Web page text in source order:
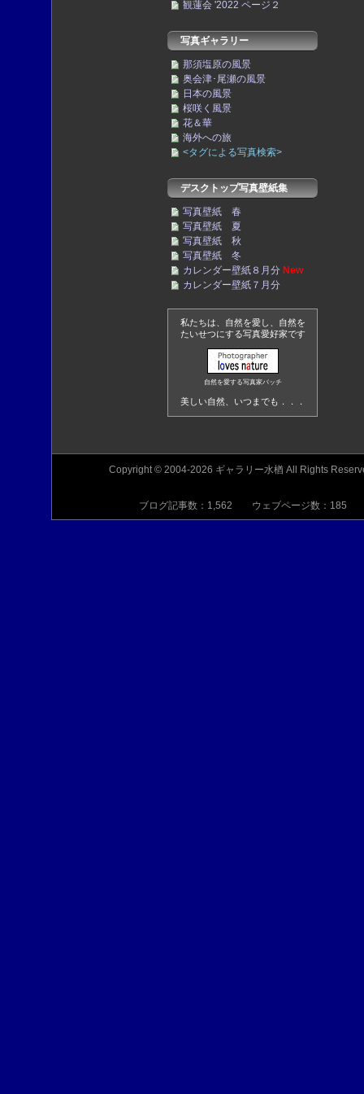
観蓮会 '2022 ページ２
写真ギャラリー
那須塩原の風景
奥会津･尾瀬の風景
日本の風景
桜咲く風景
花＆華
海外への旅
<タグによる写真検索>
デスクトップ写真壁紙集
写真壁紙 春
写真壁紙 夏
写真壁紙 秋
写真壁紙 冬
カレンダー壁紙８月分 New
カレンダー壁紙７月分
私たちは、自然を愛し、自然を
たいせつにする写真愛好家です
自然を愛する写真家バッチ
美しい自然、いつまでも．．．
Copyright © 2004-2026 ギャラリー水楢 All Rights
ブログ記事数：1,562 ウェブページ数：185